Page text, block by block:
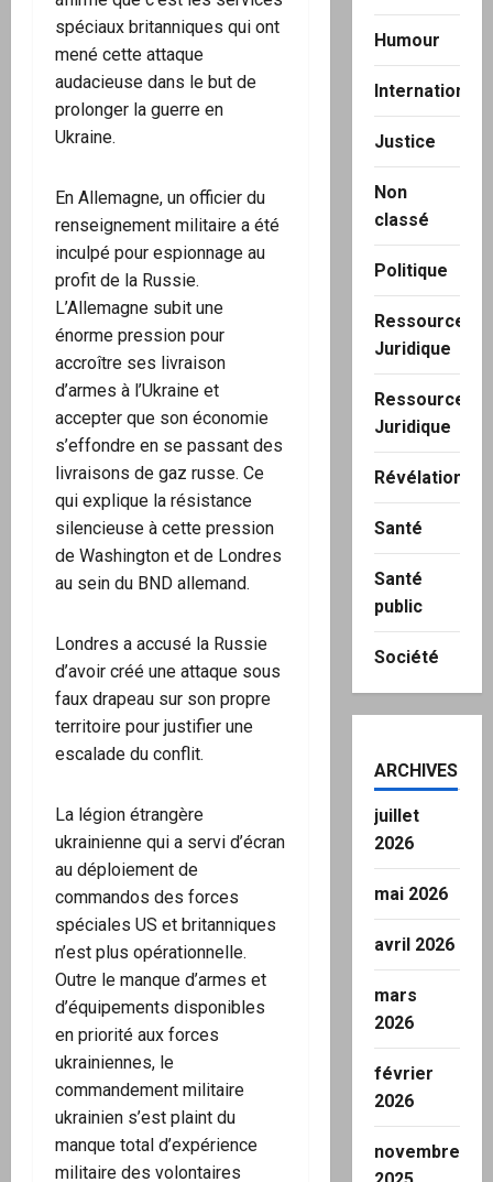
spéciaux britanniques qui ont
mené cette attaque
audacieuse dans le but de
prolonger la guerre en
Ukraine.
En Allemagne, un officier du
renseignement militaire a été
inculpé pour espionnage au
profit de la Russie.
L’Allemagne subit une
énorme pression pour
accroître ses livraison
d’armes à l’Ukraine et
accepter que son économie
s’effondre en se passant des
livraisons de gaz russe. Ce
qui explique la résistance
silencieuse à cette pression
de Washington et de Londres
au sein du BND allemand.
Londres a accusé la Russie
d’avoir créé une attaque sous
faux drapeau sur son propre
territoire pour justifier une
escalade du conflit.
La légion étrangère
ukrainienne qui a servi d’écran
au déploiement de
commandos des forces
spéciales US et britanniques
n’est plus opérationnelle.
Outre le manque d’armes et
d’équipements disponibles
en priorité aux forces
ukrainiennes, le
commandement militaire
ukrainien s’est plaint du
manque total d’expérience
militaire des volontaires
Humour
International
Justice
Non
classé
Politique
Ressource
Juridique
Ressource
Juridique
Révélation
Santé
Santé
public
Société
ARCHIVES
juillet
2026
mai 2026
avril 2026
mars
2026
février
2026
novembre